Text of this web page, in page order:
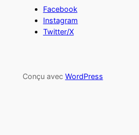
Facebook
Instagram
Twitter/X
Conçu avec WordPress